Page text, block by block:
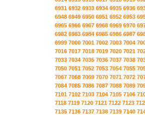
6931 6932 6933 6934 6935 6936
6948 6949 6950 6951 6952 6953
6965 6966 6967 6968 6969 6970
6982 6983 6984 6985 6986 6987
6999 7000 7001 7002 7003 7004
7016 7017 7018 7019 7020 7021
7033 7034 7035 7036 7037 7038
7050 7051 7052 7053 7054 7055
7067 7068 7069 7070 7071 7072
7084 7085 7086 7087 7088 7089
7101 7102 7103 7104 7105 7106
7118 7119 7120 7121 7122 7123
7135 7136 7137 7138 7139 7140